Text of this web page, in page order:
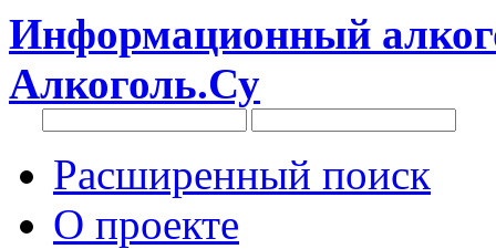
Информационный
Алкоголь.Су
Расширенный поиск
О проекте